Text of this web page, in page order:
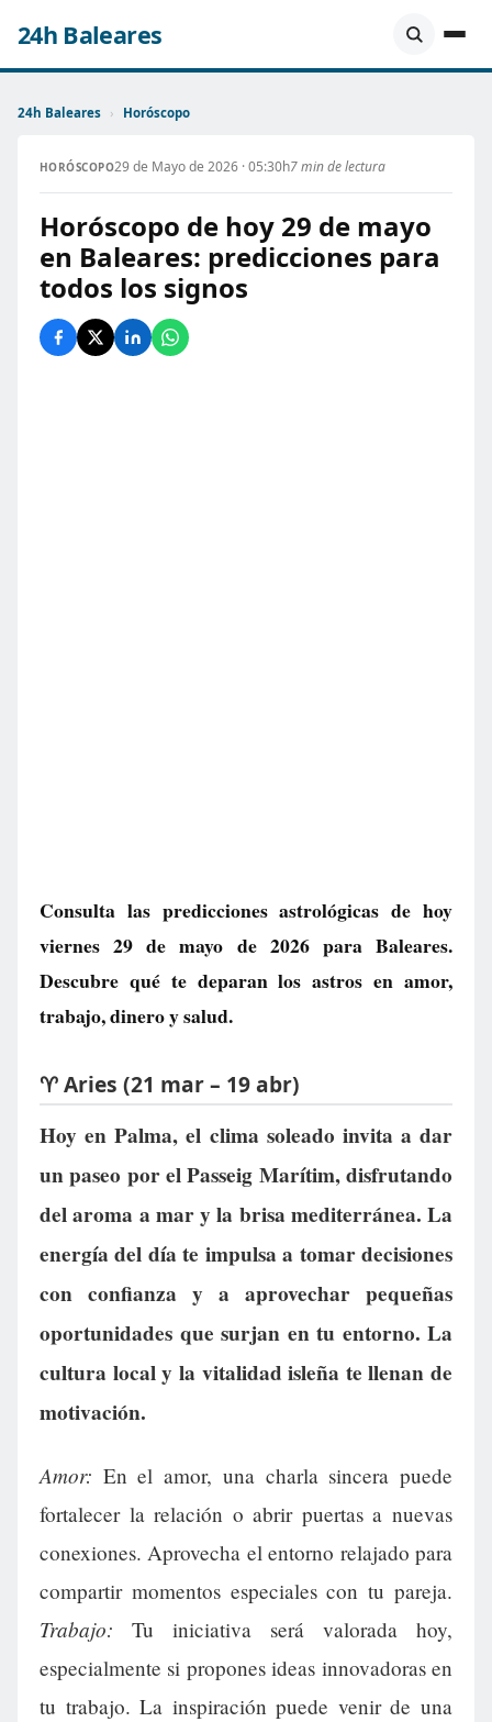
24h Baleares
24h Baleares › Horóscopo
HORÓSCOPO29 de Mayo de 2026 · 05:30h7 min de lectura
Horóscopo de hoy 29 de mayo
en Baleares: predicciones para
todos los signos
Consulta las predicciones astrológicas de hoy
viernes 29 de mayo de 2026 para Baleares.
Descubre qué te deparan los astros en amor,
trabajo, dinero y salud.
♈ Aries (21 mar – 19 abr)
Hoy en Palma, el clima soleado invita a dar
un paseo por el Passeig Marítim, disfrutando
del aroma a mar y la brisa mediterránea. La
energía del día te impulsa a tomar decisiones
con confianza y a aprovechar pequeñas
oportunidades que surjan en tu entorno. La
cultura local y la vitalidad isleña te llenan de
motivación.
Amor: En el amor, una charla sincera puede
fortalecer la relación o abrir puertas a nuevas
conexiones. Aprovecha el entorno relajado para
compartir momentos especiales con tu pareja.
Trabajo: Tu iniciativa será valorada hoy,
especialmente si propones ideas innovadoras en
tu trabajo. La inspiración puede venir de una